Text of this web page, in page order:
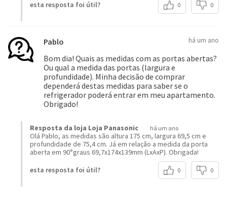
esta resposta foi útil?
0 0
Pablo há um ano
Bom dia! Quais as medidas com as portas abertas?
Ou qual a medida das portas (largura e
profundidade). Minha decisão de comprar
dependerá destas medidas para saber se o
refrigerador poderá entrar em meu apartamento.
Obrigado!
Resposta da loja Loja Panasonic há um ano
Olá Pablo, as medidas são altura 175 cm, largura 69,5 cm e
profundidade de 75,4 cm. Já em relação a medida da porta
aberta em 90°graus 69,7x174x139mm (LxAxP). Obrigada!
esta resposta foi útil?
0 0